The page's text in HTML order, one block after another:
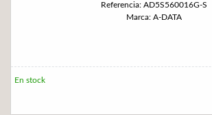
Referencia: AD5S560016G-S
Marca: A-DATA
En stock